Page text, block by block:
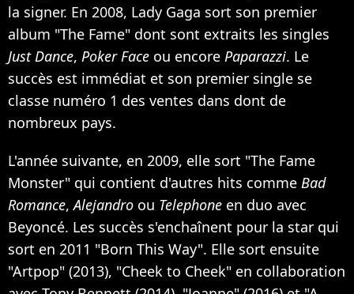
la signer. En 2008, Lady Gaga sort son premier
album "The Fame" dont sont extraits les singles
Just Dance, Poker Face ou encore Paparazzi. Le
succès est immédiat et son premier single se
classe numéro 1 des ventes dans dont de
nombreux pays.
L'année suivante, en 2009, elle sort "The Fame
Monster" qui contient d'autres hits comme Bad
Romance,Alejandro ou Telephone en duo avec
Beyoncé. Les succès s'enchaînent pour la star qui
sort en 2011 "Born This Way". Elle sort ensuite
"Artpop" (2013), "Cheek to Cheek" en collaboration